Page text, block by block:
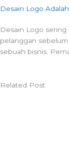
Desain Logo
Desain Logo
pelanggan
sebuah bisnis.
Related Post